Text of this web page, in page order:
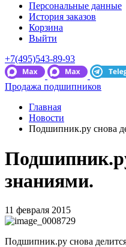
Персональные данные
История заказов
Корзина
Выйти
+7(495)543-89-93
Продажа подшипников
Главная
Новости
Подшипник.ру снова
знаниями.
11 февраля 2015
Подшипник.ру снова